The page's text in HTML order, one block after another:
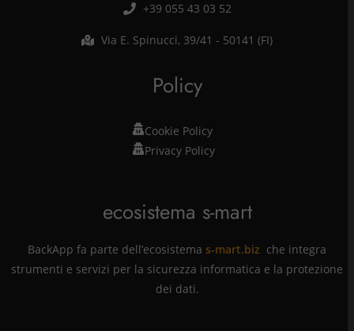
+39 055 43 03 52
Via E. Spinucci, 39/41 - 50141 (FI)
Policy
Cookie Policy
Privacy Policy
ecosistema s-mart
BackApp fa parte dell’ecosistema s-mart.biz che integra
strumenti e servizi per la sicurezza informatica e la protezione
dei dati.